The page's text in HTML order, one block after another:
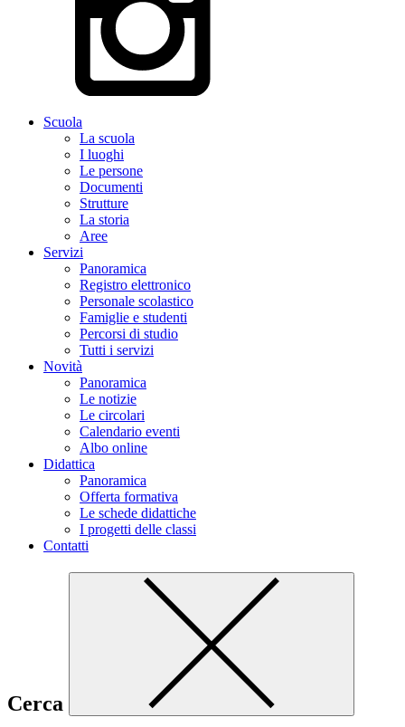
Scuola
La scuola
I luoghi
Le persone
Documenti
Strutture
La storia
Aree
Servizi
Panoramica
Registro elettronico
Personale scolastico
Famiglie e studenti
Percorsi di studio
Tutti i servizi
Novità
Panoramica
Le notizie
Le circolari
Calendario eventi
Albo online
Didattica
Panoramica
Offerta formativa
Le schede didattiche
I progetti delle classi
Contatti
Cerca